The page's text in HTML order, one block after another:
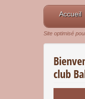
Accueil
Site optimisé
club